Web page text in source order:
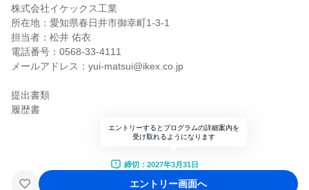
株式会社イケックス工業
所在地：愛知県春日井市御幸町1-3-1
担当者：松井 佑衣
電話番号：0568-33-4111
メールアドレス：yui-matsui@ikex.co.jp
提出書類
履歴書
エントリーするとプログラムの詳細案内を
受け取れるようになります
締切：2027年3月31日
エントリー画面へ